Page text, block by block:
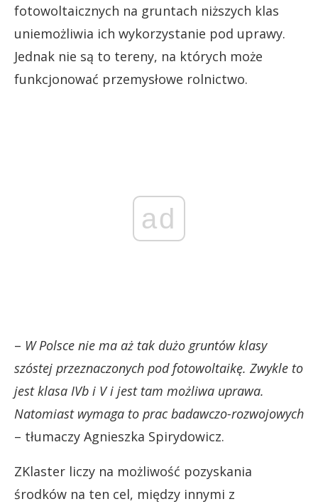
fotowoltaicznych na gruntach niższych klas
uniemożliwia ich wykorzystanie pod uprawy.
Jednak nie są to tereny, na których może
funkcjonować przemysłowe rolnictwo.
ad
– W Polsce nie ma aż tak dużo gruntów klasy
szóstej przeznaczonych pod fotowoltaikę. Zwykle to
jest klasa IVb i V i jest tam możliwa uprawa.
Natomiast wymaga to prac badawczo-rozwojowych
– tłumaczy Agnieszka Spirydowicz.
ZKlaster liczy na możliwość pozyskania
środków na ten cel, między innymi z